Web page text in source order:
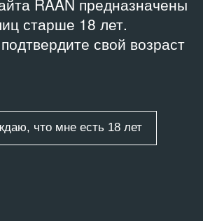
старше 18 лет.
свой возраст
что мне есть 18 лет